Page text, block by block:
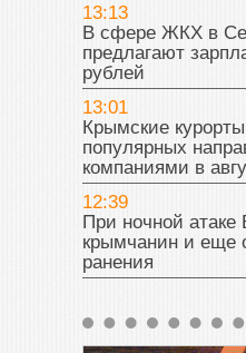
13:13
В сфере ЖКХ в
предлагают
рублей
13:01
Крымские
популярных
компаниями в
12:39
При ночной атаке
крымчанин и еще
ранения